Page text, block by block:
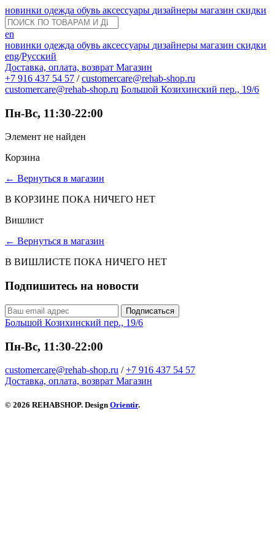
новинки одежда обувь аксессуары дизайнеры магазин скидки
en
новинки одежда обувь аксессуары дизайнеры магазин скидки
eng/Русский
Доставка, оплата, возврат Магазин
+7 916 437 54 57 / customercare@rehab-shop.ru
customercare@rehab-shop.ru Большой Козихинский пер., 19/6
Пн-Вс, 11:30-22:00
Элемент не найден
Корзина
← Вернуться в магазин
В КОРЗИНЕ ПОКА НИЧЕГО НЕТ
Вишлист
← Вернуться в магазин
В ВИШЛИСТЕ ПОКА НИЧЕГО НЕТ
Подпишитесь на новости
Подписаться
Большой Козихинский пер., 19/6
Пн-Вс, 11:30-22:00
customercare@rehab-shop.ru / +7 916 437 54 57
Доставка, оплата, возврат Магазин
© 2026 REHABSHOP. Design Orientir.